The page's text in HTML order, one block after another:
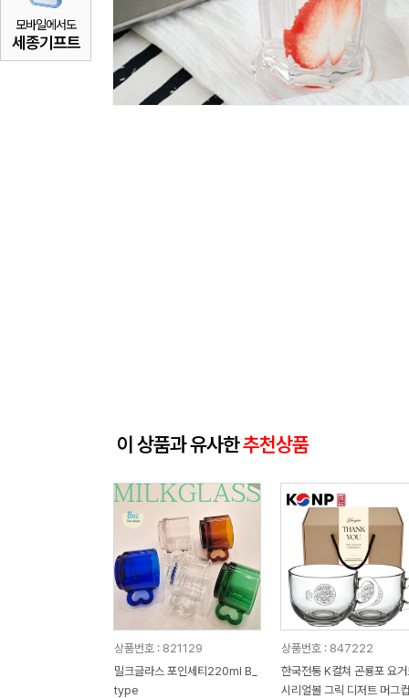
모바일에서도
세종기프트
이 상품과 유사한추천상품
상품번호 : 821129
밀크글라스 포인세티220ml B_
type
상품번호 : 847222
한국전통 K컬쳐 곤룡포 요
시리얼볼 그릭 디저트 머그